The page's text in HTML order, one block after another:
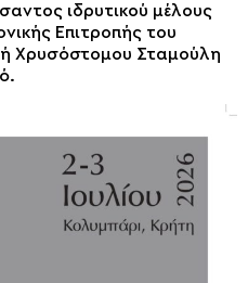
ιδρυτικού μέλους
Επιτροπής του
Χρυσόστομου Σταμούλη